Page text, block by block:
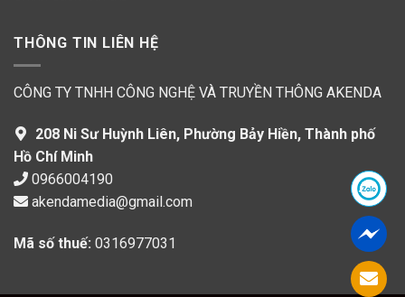
THÔNG TIN LIÊN HỆ
CÔNG TY TNHH CÔNG NGHỆ VÀ TRUYỀN THÔNG AKENDA
208 Ni Sư Huỳnh Liên, Phường Bảy Hiền, Thành phố
Hồ Chí Minh
0966004190
akendamedia@gmail.com
Mã số thuế: 0316977031